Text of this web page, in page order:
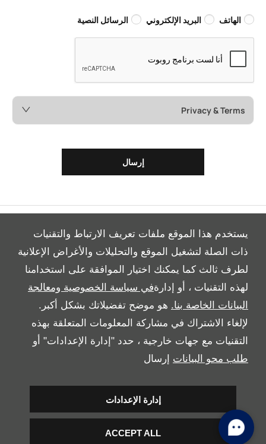
يستخدم هذا الموقع ملفات تعريف الارتباط والتقنيات
ذات الصلة لتشغيل الموقع والتحليلات والأغراض الإعلانية
لطرف ثالث كما يمكنك اختيار الموافقة على استخدامنا
لهذه التقنيات ، أو إدارةفي سياسة الخصوصية ومعالجة
البيانات الخاصة بنا. هو موضح تفضيلاتك بشكل أكبر.
لإلغاء الاشتراك في مشاركة المعلومات المتعلقة بهذه
التقنيات مع جهات خارجية ، حدد "إدارة الإعدادات" أو
طلب محو البيانات إرسال
إدارة الإعدادات
ACCEPT ALL
الهاتف البريد الإلكتروني الرسائل النصية
Privacy & Terms
إرسال
All Rights Reserved
Follow Al Tayer Motors
Copyright © 2026 Al Tayer Motors